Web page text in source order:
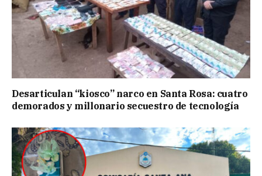
Desarticulan “kiosco” narco en Santa Rosa: cuatro
demorados y millonario secuestro de tecnología